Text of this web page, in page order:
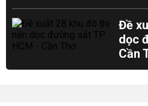
Đề
dọc
Cần